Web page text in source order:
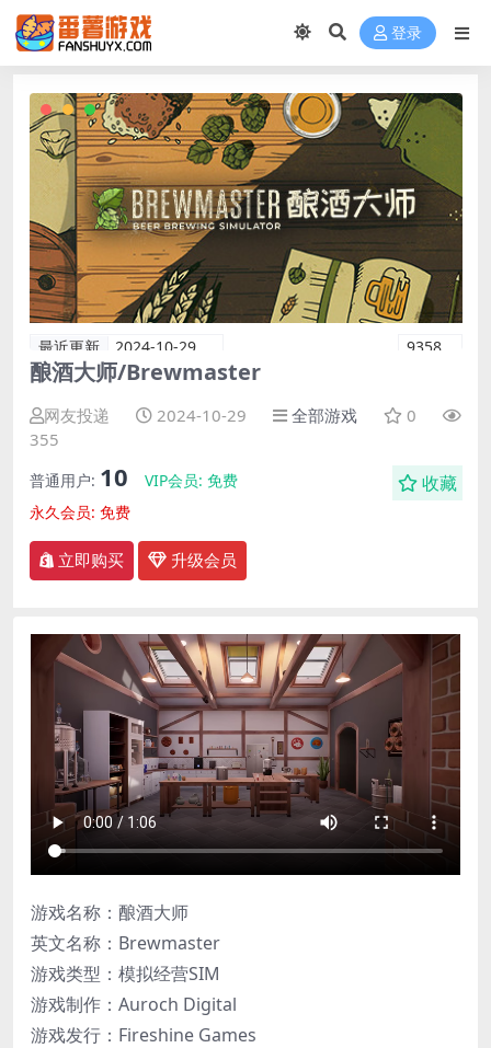
登录
最近更新 2024-10-29 9358
酿酒大师/Brewmaster
网友投递 2024-10-29 全部游戏
0
355
普通用户: 10 VIP会员: 免费
永久会员: 免费
收藏
立即购买 升级会员
游戏名称：酿酒大师
英文名称：Brewmaster
游戏类型：模拟经营SIM
游戏制作：Auroch Digital
游戏发行：Fireshine Games